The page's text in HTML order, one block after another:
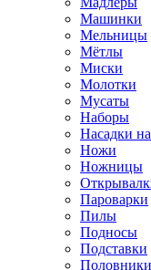
Машинки
Мельницы
Мётлы
Миски
Молотки
Мусаты
Наборы
Насадки
Ножи
Ножницы
Пароварки
Пилы
Подносы
Подставки
Половники